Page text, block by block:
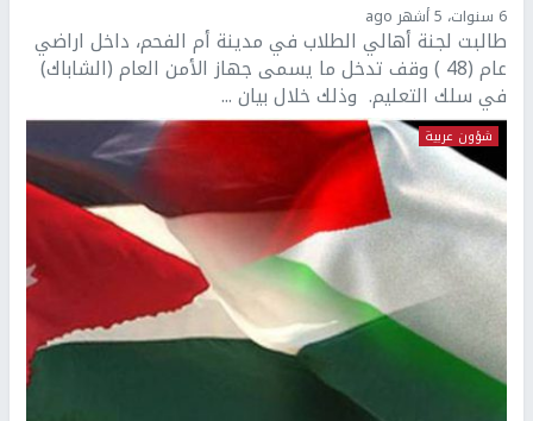
6 سنوات، 5 أشهر ago
طالبت لجنة أهالي الطلاب في مدينة أم الفحم، داخل اراضي
عام (48 ) وقف تدخل ما يسمى جهاز الأمن العام (الشاباك)
في سلك التعليم. وذلك خلال بيان ...
شؤون عربية